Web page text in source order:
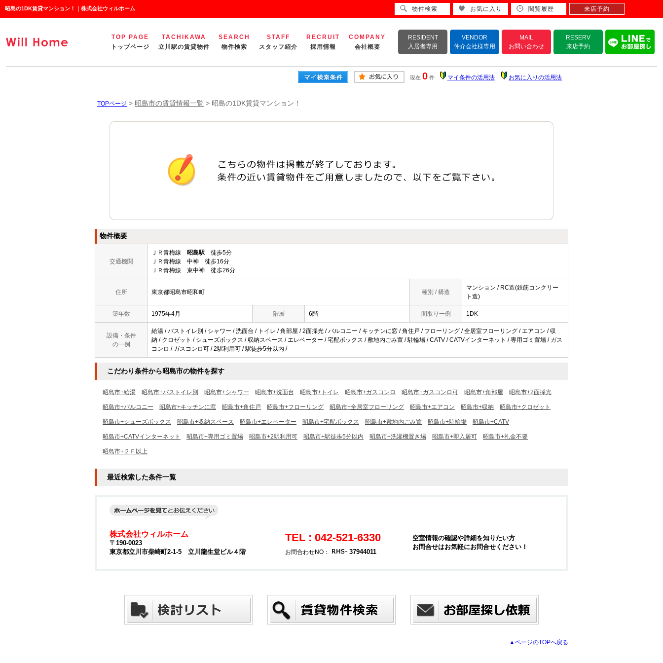
昭島の1DK賃貸マンション！｜株式会社ウィルホーム
TOP PAGE
トップページ
TACHIKAWA
立川駅の賃貸物件
SEARCH
物件検索
STAFF
スタッフ紹介
RECRUIT
採用情報
COMPANY
会社概要
RESIDENT
入居者専用
VENDOR
仲介会社様専用
MAIL
お問い合わせ
RESERV
来店予約
現在 0 件 マイ条件の活用法 お気に入りの活用法
TOPページ > 昭島市の賃貸情報一覧 > 昭島の1DK賃貸マンション！
物件概要
交通機関
ＪＲ青梅線 昭島駅 徒歩5分
ＪＲ青梅線 中神 徒歩16分
ＪＲ青梅線 東中神 徒歩26分
住所 東京都昭島市昭和町 種別 / 構造
マンション / RC造(鉄筋コンクリー
ト造)
築年数 1975年4月 階層 6階 間取り一例 1DK
設備・条件
の一例
給湯 / バストイレ別 / シャワー / 洗面台 / トイレ / 角部屋 / 2面採光 / バルコニー / キッチンに窓 / 角住戸 / フローリング / 全居室フローリング / エアコン / 収
納 / クロゼット / シューズボックス / 収納スペース / エレベーター / 宅配ボックス / 敷地内ごみ置 / 駐輪場 / CATV / CATVインターネット / 専用ゴミ置場 / ガス
コンロ / ガスコンロ可 / 2駅利用可 / 駅徒歩5分以内 /
こだわり条件から昭島市の物件を探す
昭島市+給湯 昭島市+バストイレ別 昭島市+シャワー 昭島市+洗面台 昭島市+トイレ 昭島市+ガスコンロ 昭島市+ガスコンロ可 昭島市+角部屋 昭島市+2面採光
昭島市+バルコニー 昭島市+キッチンに窓 昭島市+角住戸 昭島市+フローリング 昭島市+全居室フローリング 昭島市+エアコン 昭島市+収納 昭島市+クロゼット
昭島市+シューズボックス 昭島市+収納スペース 昭島市+エレベーター 昭島市+宅配ボックス 昭島市+敷地内ごみ置 昭島市+駐輪場 昭島市+CATV
昭島市+CATVインターネット 昭島市+専用ゴミ置場 昭島市+2駅利用可 昭島市+駅徒歩5分以内 昭島市+洗濯機置き場 昭島市+即入居可 昭島市+礼金不要
昭島市+２Ｆ以上
最近検索した条件一覧
株式会社ウィルホーム
〒190-0023
東京都立川市柴崎町2-1-5 立川龍生堂ビル４階
TEL : 042-521-6330
お問合わせNO： 37944011
空室情報の確認や詳細を知りたい方
お問合せはお気軽にお問合せください！
▲ページのTOPへ戻る
物件検索 お気に入り 閲覧履歴 来店予約